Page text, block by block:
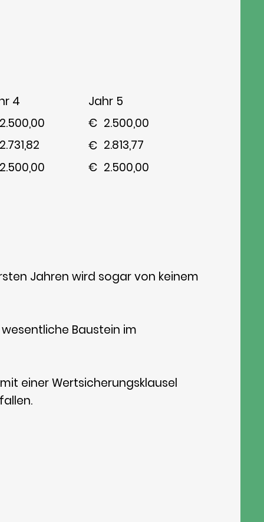
4
2.500,00
2.731,82
2.500,00
Jahr 5
€ 2.500,00
€ 2.813,77
€ 2.500,00
Jahren wird sogar von keinem
Baustein im
einer Wertsicherungsklausel